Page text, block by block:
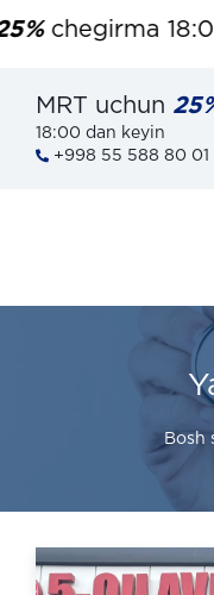
18:00
MRT uchun
18:00 dan keyin
+998 55 588 80 01
Bosh